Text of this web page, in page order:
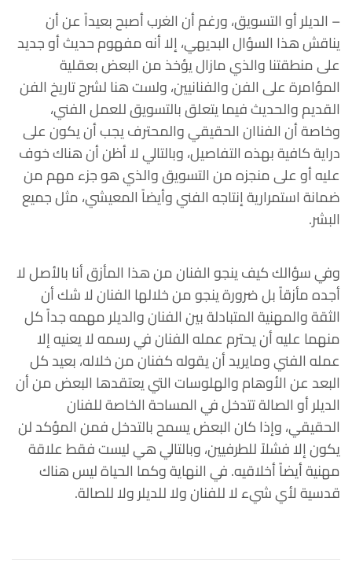
– الديلر أو التسويق، ورغم أن الغرب أصبح بعيداً عن أن
يناقش هذا السؤال البديهي، إلا أنه مفهوم حديث أو جديد
على منطقتنا والذي مازال يؤخذ من البعض بعقلية
المؤامرة على الفن والفنانيين، ولست هنا لشرح تاريخ الفن
القديم والحديث فيما يتعلق بالتسويق للعمل الفني،
وخاصة أن الفناان الحقيقي والمحترف يجب أن يكون على
دراية كافية بهذه التفاصيل، وبالتالي لا أظن أن هناك خوف
عليه أو على منجزه من التسويق والذي هو جزء مهم من
ضمانة استمرارية إنتاجه الفني وأيضاً المعيشي، مثل جميع
البشر.
وفي سؤالك كيف ينجو الفنان من هذا المأزق أنا بالأصل لا
أجده مأزقاً بل ضرورة ينجو من خلالها الفنان لا شك أن
الثقة والمهنية المتبادلة بين الفنان والديلر مهمه جداً كل
منهما عليه أن يحترم عمله الفنان في رسمه لا يعنيه إلا
عمله الفني ومايريد أن يقوله كفنان من خلاله، بعيد كل
البعد عن الأوهام والهلوسات التي يعتقدها البعض من أن
الديلر أو الصالة تتدخل في المساحة الخاصة للفنان
الحقيقي، وإذا كان البعض يسمح بالتدخل فمن المؤكد لن
يكون إلا فشلاً للطرفيين، وبالتالي هي ليست فقط علاقة
مهنية أيضاً أخلاقيه. في النهاية وكما الحياة ليس هناك
قدسية لأي شيء لا للفنان ولا للديلر ولا للصالة.